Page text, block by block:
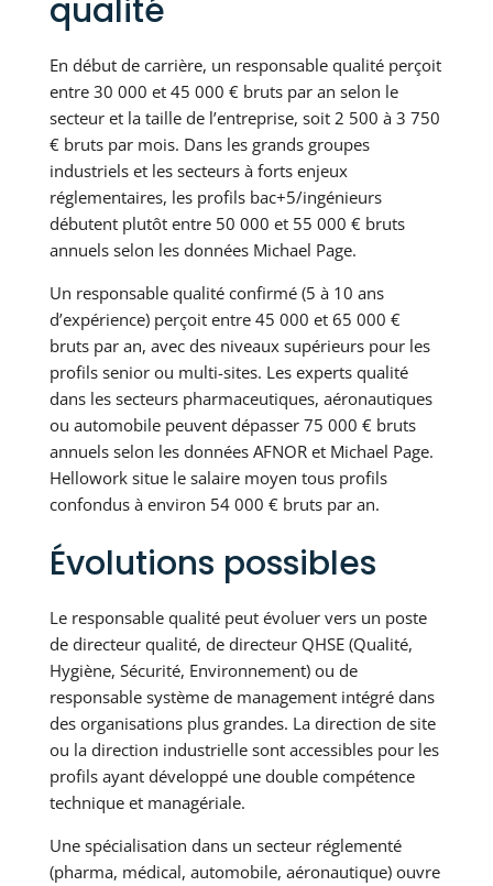
qualité
En début de carrière, un responsable qualité perçoit
entre 30 000 et 45 000 € bruts par an selon le
secteur et la taille de l’entreprise, soit 2 500 à 3 750
€ bruts par mois. Dans les grands groupes
industriels et les secteurs à forts enjeux
réglementaires, les profils bac+5/ingénieurs
débutent plutôt entre 50 000 et 55 000 € bruts
annuels selon les données Michael Page.
Un responsable qualité confirmé (5 à 10 ans
d’expérience) perçoit entre 45 000 et 65 000 €
bruts par an, avec des niveaux supérieurs pour les
profils senior ou multi-sites. Les experts qualité
dans les secteurs pharmaceutiques, aéronautiques
ou automobile peuvent dépasser 75 000 € bruts
annuels selon les données AFNOR et Michael Page.
Hellowork situe le salaire moyen tous profils
confondus à environ 54 000 € bruts par an.
Évolutions possibles
Le responsable qualité peut évoluer vers un poste
de directeur qualité, de directeur QHSE (Qualité,
Hygiène, Sécurité, Environnement) ou de
responsable système de management intégré dans
des organisations plus grandes. La direction de site
ou la direction industrielle sont accessibles pour les
profils ayant développé une double compétence
technique et managériale.
Une spécialisation dans un secteur réglementé
(pharma, médical, automobile, aéronautique) ouvre